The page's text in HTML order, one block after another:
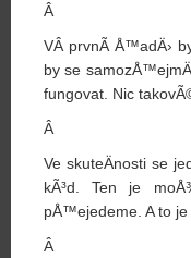
Â
VÂ prvnÃ­ Å™adÄ›
by se
fungovat. Nic
Â
Ve skuteÄnosti se
kÃ³d. Ten je
pÅ™ejedeme. A to
Â